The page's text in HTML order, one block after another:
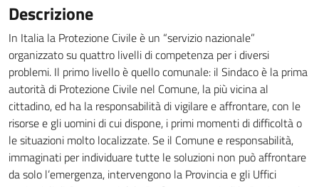
Descrizione
In Italia la Protezione Civile è un “servizio nazionale”
organizzato su quattro livelli di competenza per i diversi
problemi. Il primo livello è quello comunale: il Sindaco è la prima
autorità di Protezione Civile nel Comune, la più vicina al
cittadino, ed ha la responsabilità di vigilare e affrontare, con le
risorse e gli uomini di cui dispone, i primi momenti di difficoltà o
le situazioni molto localizzate. Se il Comune e responsabilità,
immaginati per individuare tutte le soluzioni non può affrontare
da solo l’emergenza, intervengono la Provincia e gli Uffici